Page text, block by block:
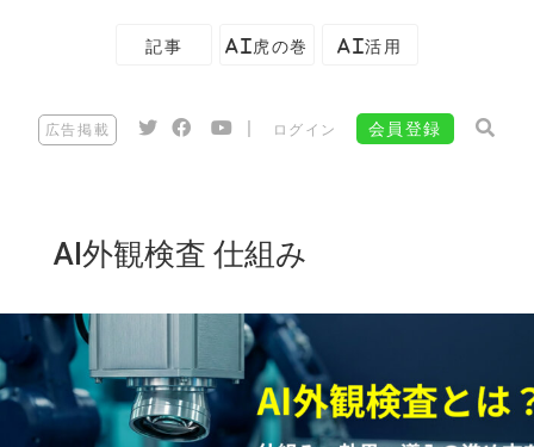
記事 AI虎の巻 AI活用
広告掲載 ログイン 会員登録
AI外観検査 仕組み